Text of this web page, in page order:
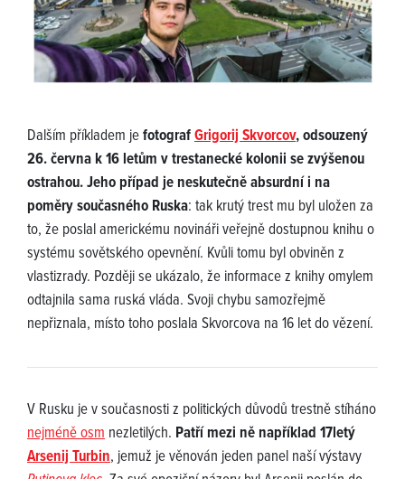
Dalším příkladem jefotografGrigorij Skvorcov, odsouzený
26. června k 16 letům v trestanecké kolonii se zvýšenou
ostrahou. Jeho případ je neskutečně absurdní i na
poměry současného Ruska: tak krutý trest mu byl uložen za
to, že poslal americkému novináři veřejně dostupnou knihu o
systému sovětského opevnění. Kvůli tomu byl obviněn z
vlastizrady. Později se ukázalo, že informace z knihy omylem
odtajnila sama ruská vláda. Svoji chybu samozřejmě
nepřiznala, místo toho poslala Skvorcova na 16 let do vězení.
V Rusku je v současnosti z politických důvodů trestně stíháno
nejméně osm nezletilých. Patří mezi ně například 17letý
Arsenij Turbin, jemuž je věnován jeden panel naší výstavy